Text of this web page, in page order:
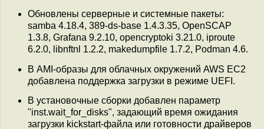
Обновлены серверные и системные пакеты:
samba 4.18.4, 389-ds-base 1.4.3.35, OpenSCAP
1.3.8, Grafana 9.2.10, opencryptoki 3.21.0, iproute
6.2.0, libnftnl 1.2.2, makedumpfile 1.7.2, Podman 4.6.
В AMI-образы для облачных окружений AWS EC2
добавлена поддержка загрузки в режиме UEFI.
В установочные сборки добавлен параметр
"inst.wait_for_disks", задающий время ожидания
загрузки kickstart-файла или готовности драйверов